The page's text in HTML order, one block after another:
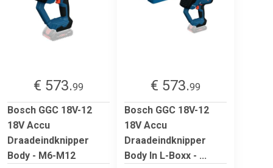
€ 573.99
Bosch GGC 18V-12
18V Accu
Draadeindknipper
Body - M6-M12
€ 573.99
Bosch GGC 18V-12
18V Accu
Draadeindknipper
Body In L-Boxx - ...